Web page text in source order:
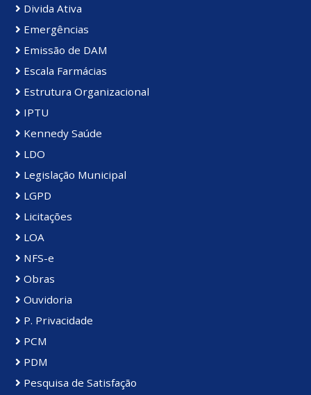
Divida Ativa
Emergências
Emissão de DAM
Escala Farmácias
Estrutura Organizacional
IPTU
Kennedy Saúde
LDO
Legislação Municipal
LGPD
Licitações
LOA
NFS-e
Obras
Ouvidoria
P. Privacidade
PCM
PDM
Pesquisa de Satisfação